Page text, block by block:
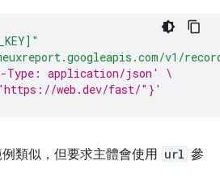
v1/
Type: application/json' \
web.dev/fast/"}'
類似，但要求主體會使用 url 參